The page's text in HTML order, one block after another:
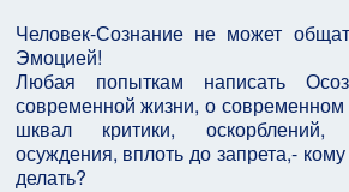
Человек-Сознание не может
Эмоцией!
Любая попыткам написать
современной жизни, о
шквал критики,
осуждения, вплоть до запрета,-
делать?